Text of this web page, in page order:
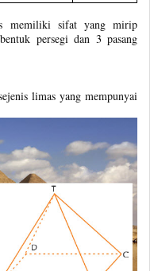
memiliki sifat yang mirip
persegi dan 3 pasang
limas yang mempunyai